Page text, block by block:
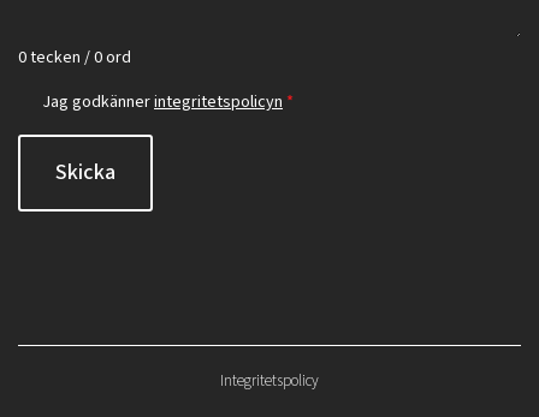
0 tecken / 0 ord
Jag godkännerintegritetspolicyn *
Skicka
Integritetspolicy